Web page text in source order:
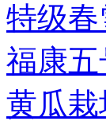
特级
福康
黄瓜